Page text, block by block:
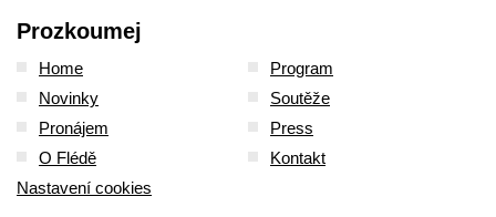
Prozkoumej
Home
Program
Novinky
Soutěže
Pronájem
Press
O Flédě
Kontakt
Nastavení cookies